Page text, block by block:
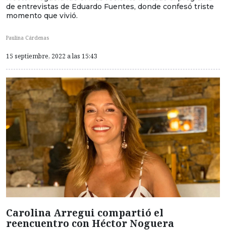
de entrevistas de Eduardo Fuentes, donde confesó triste
momento que vivió.
Paulina Cárdenas
15 septiembre, 2022 a las 15:43
Carolina Arregui compartió el
reencuentro con Héctor Noguera